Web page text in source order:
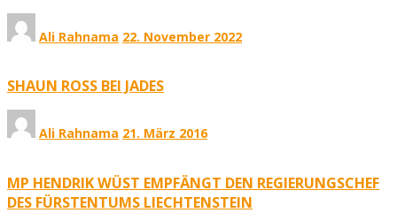
Ali Rahnama 22. November 2022
SHAUN ROSS BEI JADES
Ali Rahnama 21. März 2016
MP HENDRIK WÜST EMPFÄNGT DEN REGIERUNGSCHEF
DES FÜRSTENTUMS LIECHTENSTEIN